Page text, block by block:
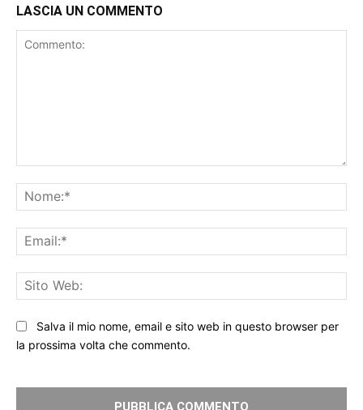
LASCIA UN COMMENTO
Salva il mio nome, email e sito web in questo browser per
la prossima volta che commento.